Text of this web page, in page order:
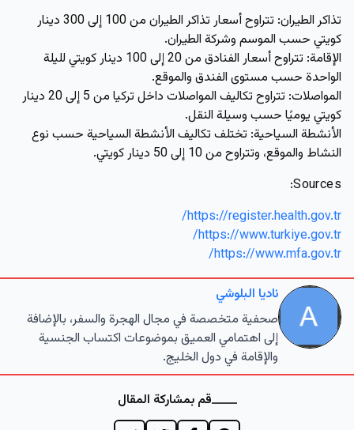
تذاكر الطيران:
تتراوح أسعار تذاكر الطيران من 100 إلى 300 دينار
كويتي حسب الموسم وشركة الطيران.
الإقامة:
تتراوح أسعار الفنادق من 20 إلى 100 دينار كويتي لليلة
الواحدة حسب مستوى الفندق والموقع.
المواصلات:
تتراوح تكاليف المواصلات داخل تركيا من 5 إلى 20 دينار
كويتي يوميًا حسب وسيلة النقل.
الأنشطة السياحية: تختلف تكاليف الأنشطة السياحية حسب نوع
النشاط والموقع، وتتراوح من 10 إلى 50 دينار كويتي.
Sources:
https://register.health.gov.tr/
https://www.turkiye.gov.tr/
https://www.mfa.gov.tr/
ناديا البلوشي
صحفية متخصصة في مجال الهجرة والسفر، بالإضافة
إلى اهتمامي العميق بموضوعات اكتساب الجنسية
والإقامة في دول الخليج.
قم بمشاركة المقال